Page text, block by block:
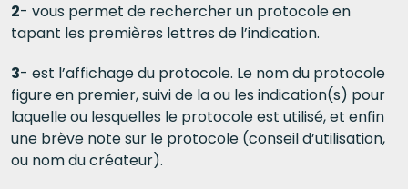
2- vous permet de rechercher un protocole en
tapant les premières lettres de l’indication.
3- est l’affichage du protocole. Le nom du protocole
figure en premier, suivi de la ou les indication(s) pour
laquelle ou lesquelles le protocole est utilisé, et enfin
une brève note sur le protocole (conseil d’utilisation,
ou nom du créateur).